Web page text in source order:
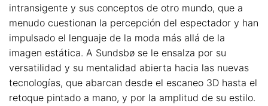
intransigente y sus conceptos de otro mundo, que a
menudo cuestionan la percepción del espectador y han
impulsado el lenguaje de la moda más allá de la
imagen estática. A Sundsbø se le ensalza por su
versatilidad y su mentalidad abierta hacia las nuevas
tecnologías, que abarcan desde el escaneo 3D hasta el
retoque pintado a mano, y por la amplitud de su estilo.